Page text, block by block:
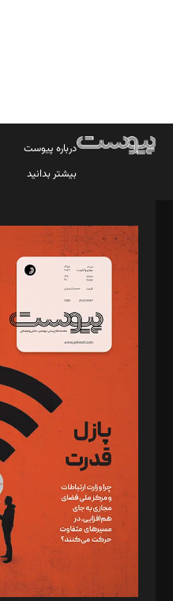
درباره پیوست
بیشتر بدانید
مدیر مسئول: محمدباقر اثنی‌عشری
سردبیر: مهرک محمودی
دبیر تحریریه: میثم قاسمی
د‌بیر ناداستان: سمانه سمیع
د‌بیر خدمت و تجارت: ابوالفضل رجبی
د‌بیر حقوق فناوری: حسام‌الدین
د‌بیر پیوست جهان: مینا پاکدل
د‌بیر تحریریه آنلاین: بابک نقاش
تحریریه‌: مجتبی محمود‌ی، آرش
مصطفی مسجدی آرانی، ابوالفضل
رستمی،مصطفی باستان
ویرایش: نگار استاد‌‌آقا
طراح یونیفرم: مجید توکلی
فیلمبرداری و عکاسی: امیر شفیعی،
گرافیک و صفحه‌آرایی:
مد‌یر توسعه تجاری: کامبیز برید‌
امور مالی: شاپور رهبری، محمد‌